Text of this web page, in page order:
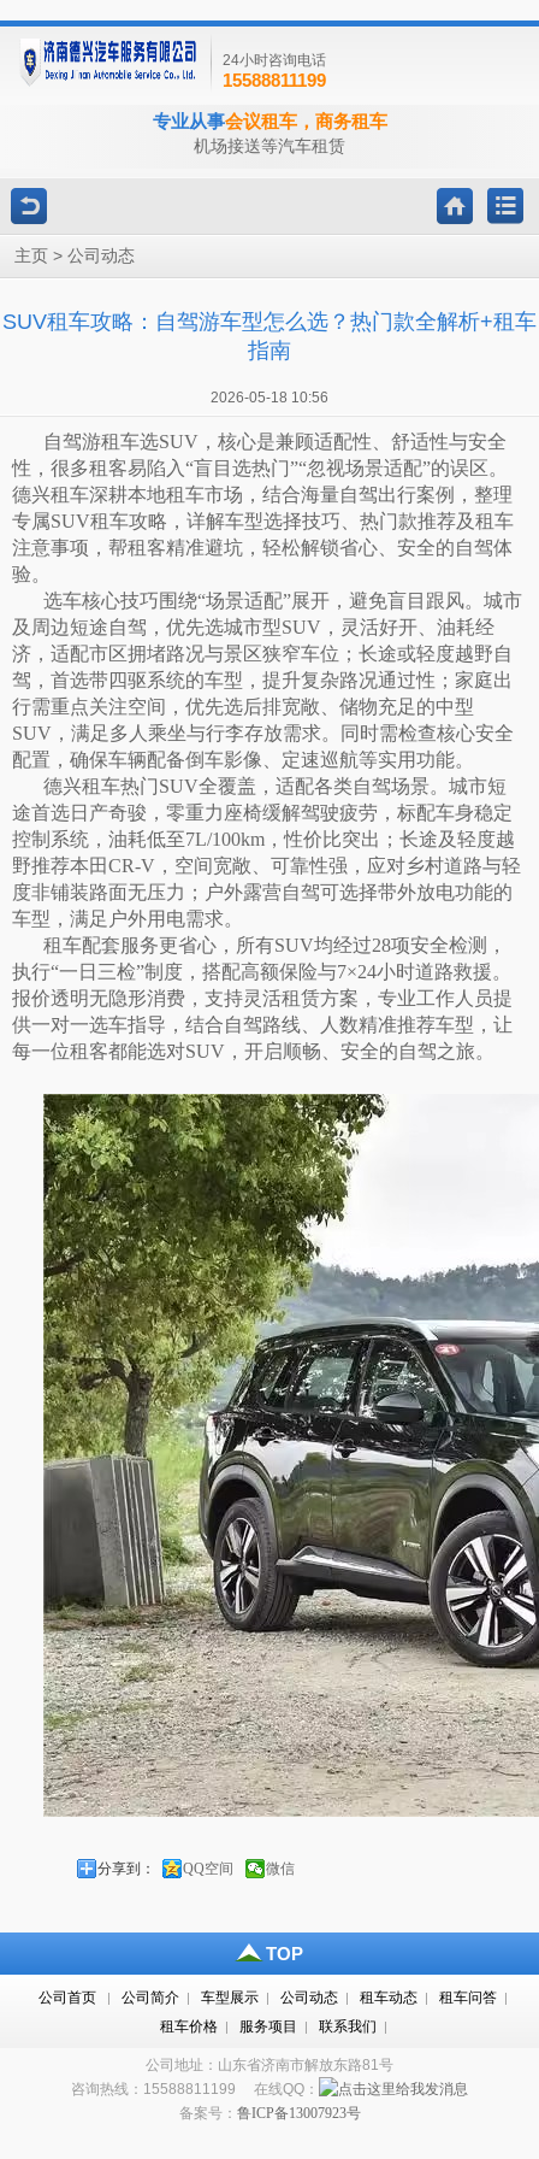
24小时咨询电话
15588811199
专业从事会议租车，商务租车
机场接送等汽车租赁
主页 > 公司动态
SUV租车攻略：自驾游车型怎么选？热门款全解析+租车
指南
2026-05-18 10:56
自驾游租车选SUV，核心是兼顾适配性、舒适性与安全
性，很多租客易陷入“盲目选热门”“忽视场景适配”的误区。
德兴租车深耕本地租车市场，结合海量自驾出行案例，整理
专属SUV租车攻略，详解车型选择技巧、热门款推荐及租车
注意事项，帮租客精准避坑，轻松解锁省心、安全的自驾体
验。
选车核心技巧围绕“场景适配”展开，避免盲目跟风。城市
及周边短途自驾，优先选城市型SUV，灵活好开、油耗经
济，适配市区拥堵路况与景区狭窄车位；长途或轻度越野自
驾，首选带四驱系统的车型，提升复杂路况通过性；家庭出
行需重点关注空间，优先选后排宽敞、储物充足的中型
SUV，满足多人乘坐与行李存放需求。同时需检查核心安全
配置，确保车辆配备倒车影像、定速巡航等实用功能。
德兴租车热门SUV全覆盖，适配各类自驾场景。城市短
途首选日产奇骏，零重力座椅缓解驾驶疲劳，标配车身稳定
控制系统，油耗低至7L/100km，性价比突出；长途及轻度越
野推荐本田CR-V，空间宽敞、可靠性强，应对乡村道路与轻
度非铺装路面无压力；户外露营自驾可选择带外放电功能的
车型，满足户外用电需求。
租车配套服务更省心，所有SUV均经过28项安全检测，
执行“一日三检”制度，搭配高额保险与7×24小时道路救援。
报价透明无隐形消费，支持灵活租赁方案，专业工作人员提
供一对一选车指导，结合自驾路线、人数精准推荐车型，让
每一位租客都能选对SUV，开启顺畅、安全的自驾之旅。
分享到： QQ空间 微信
TOP
公司首页 | 公司简介 | 车型展示 | 公司动态 | 租车动态 | 租车问答 |
租车价格 | 服务项目 | 联系我们 |
公司地址：山东省济南市解放东路81号
咨询热线：15588811199 在线QQ：
备案号： 鲁ICP备13007923号